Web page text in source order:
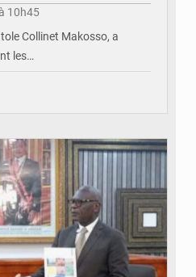
10h45
Collinet Makosso, a
les…